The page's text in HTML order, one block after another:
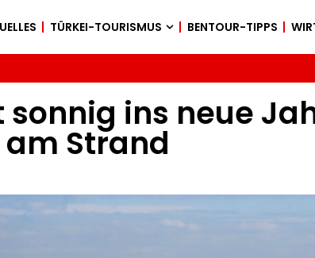
TÜRKEI-TOURISMUS BENTOUR-TIPPS
ins neue
Strand